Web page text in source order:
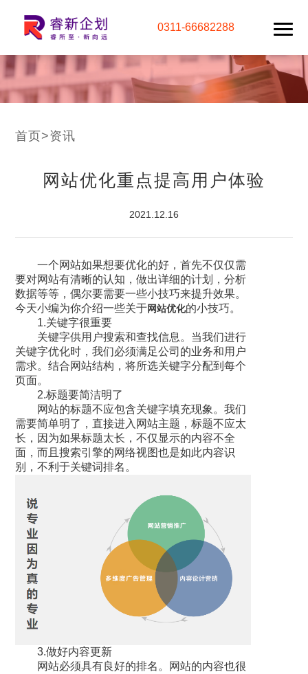
0311-66682288
首页>资讯
网站优化重点提高用户体验
2021.12.16
一个网站如果想要优化的好，首先不仅仅需
要对网站有清晰的认知，做出详细的计划，分析
数据等等，偶尔要需要一些小技巧来提升效果。
今天小编为你介绍一些关于网站优化的小技巧。
1.关键字很重要
关键字供用户搜索和查找信息。当我们进行
关键字优化时，我们必须满足公司的业务和用户
需求。结合网站结构，将所选关键字分配到每个
页面。
2.标题要简洁明了
网站的标题不应包含关键字填充现象。我们
需要简单明了，直接进入网站主题，标题不应太
长，因为如果标题太长，不仅显示的内容不全
面，而且搜索引擎的网络视图也是如此内容识
别，不利于关键词排名。
3.做好内容更新
网站必须具有良好的排名。网站的内容也很